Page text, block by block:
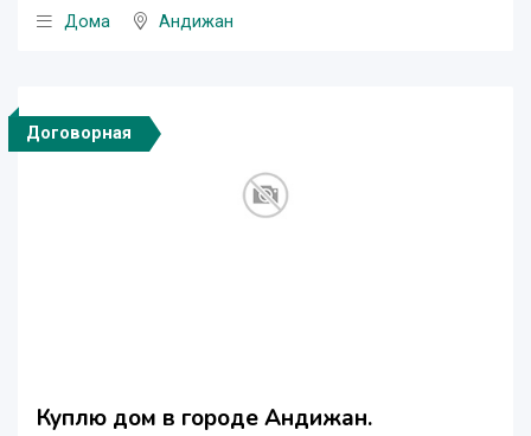
Дома
Андижан
Договорная
Куплю дом в городе Андижан.